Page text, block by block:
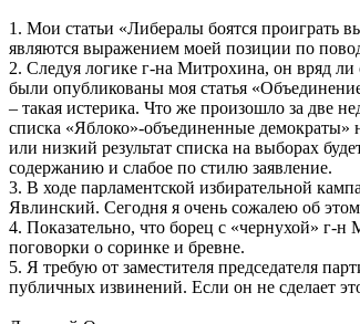
1. Мои статьи «Либералы боятся проиграть
являются выражением моей позиции по
2. Следуя логике г-на Митрохина, он вряд
были опубликованы моя статья
– такая истерика. Что же произошло за две
списка «Яблоко»-объединенные
или низкий результат списка на выборах
содержанию и слабое по стилю заявление.
3. В ходе парламентской избирательной
Явлинский. Сегодня я очень сожалею об
4. Показательно, что борец с «чернухой» г-
поговорки о соринке и бревне.
5. Я требую от заместителя председателя
публичных извинений. Если он не сделает